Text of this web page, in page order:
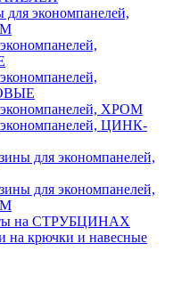
экономпанелей,
ХРОМ
ЦИНК-
для экономпанелей,
для экономпанелей,
на СТРУБЦИНАХ
на крючки и навесные